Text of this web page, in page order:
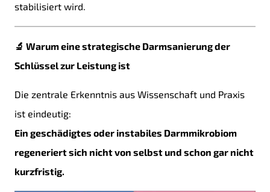
stabilisiert wird.
🔬 Warum eine strategische Darmsanierung der
Schlüssel zur Leistung ist
Die zentrale Erkenntnis aus Wissenschaft und Praxis
ist eindeutig:
Ein geschädigtes oder instabiles Darmmikrobiom
regeneriert sich nicht von selbst und schon gar nicht
kurzfristig.